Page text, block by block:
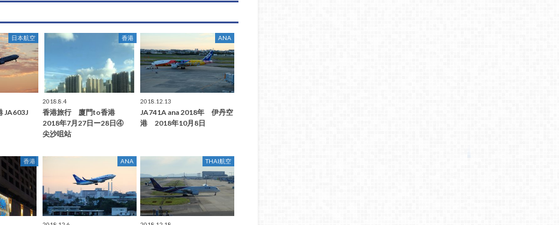
日本航空
JA603J
香港
2018.8.4
香港旅行 廈門to香港
2018年7月27日ー28日④
尖沙咀站
ANA
2018.12.13
JA741A ana 2018年 伊丹空
港 2018年10月8日
香港 ANA THAI航空